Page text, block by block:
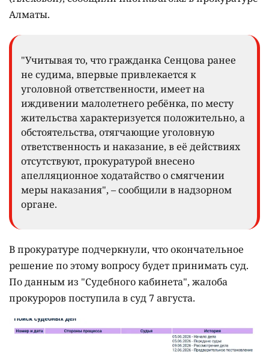
Алматы.
"Учитывая то, что гражданка Сенцова ранее
не судима, впервые привлекается к
уголовной ответственности, имеет на
иждивении малолетнего ребёнка, по месту
жительства характеризуется положительно, а
обстоятельства, отягчающие уголовную
ответственность и наказание, в её действиях
отсутствуют, прокуратурой внесено
апелляционное ходатайство о смягчении
меры наказания", – сообщили в надзорном
органе.
В прокуратуре подчеркнули, что окончательное
решение по этому вопросу будет принимать суд.
По данным из "Судебного кабинета", жалоба
прокуроров поступила в суд 7 августа.